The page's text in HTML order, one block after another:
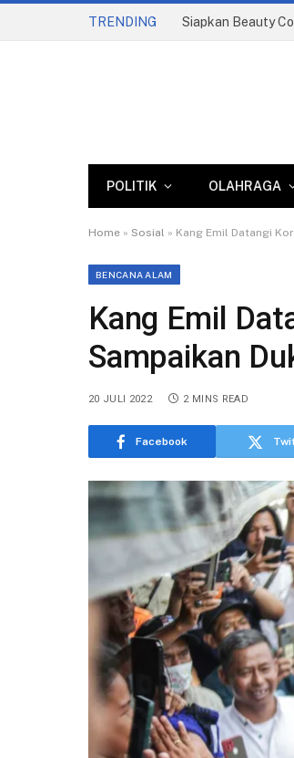
TRENDING
POLITIK OLAHRAGA
Home » Sosial » Kang Emil Datangi
BENCANA ALAM
Kang Emil
Sampaikan
20 JULI 2022 2 MINS READ
Facebook